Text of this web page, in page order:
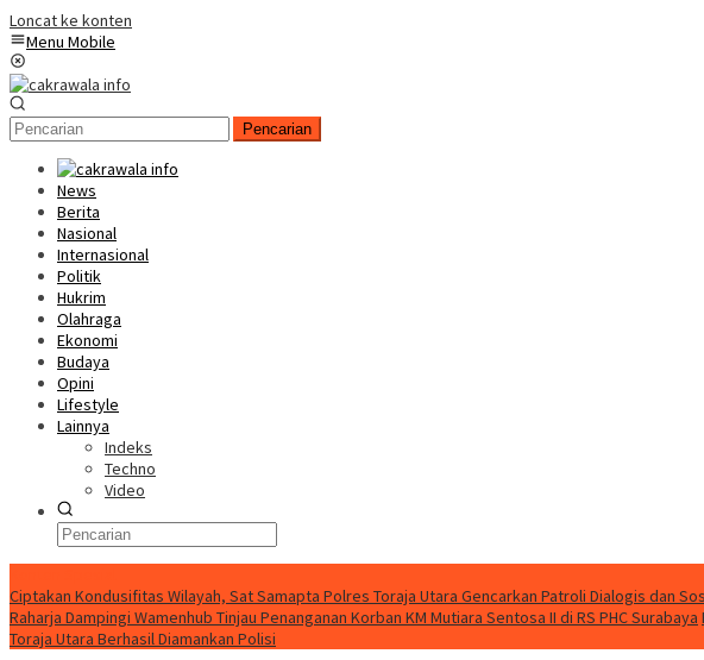
Loncat ke konten
Menu Mobile
Pencarian
News
Berita
Nasional
Internasional
Politik
Hukrim
Olahraga
Ekonomi
Budaya
Opini
Lifestyle
Lainnya
Indeks
Techno
Video
Ciptakan Kondusifitas Wilayah, Sat Samapta Polres Toraja Utara Gencarkan Patroli Dialogis dan
Raharja Dampingi Wamenhub Tinjau Penanganan Korban KM Mutiara Sentosa II di RS PHC Surabaya
Toraja Utara Berhasil Diamankan Polisi